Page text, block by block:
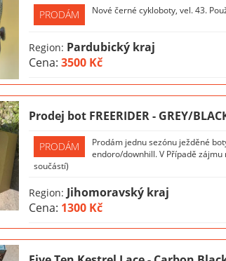
PRODÁM Nové černé cykloboty, vel. 43.
Region: Pardubický kraj
Cena: 3500 Kč
Prodej bot FREERIDER - GREY/
PRODÁM
Prodám jednu sezónu ježděné
endoro/downhill. V Případě
součástí)
Region: Jihomoravský kraj
Cena: 1300 Kč